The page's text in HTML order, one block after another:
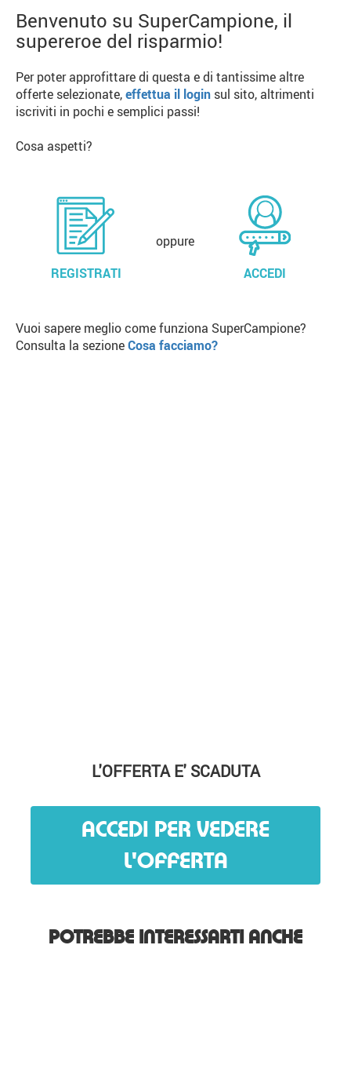
Benvenuto su SuperCampione, il
supereroe del risparmio!
Per poter approfittare di questa e di tantissime altre
offerte selezionate,effettua il login sul sito, altrimenti
iscriviti in pochi e semplici passi!
Cosa aspetti?
REGISTRATI
oppure
ACCEDI
Vuoi sapere meglio come funziona SuperCampione?
Consulta la sezioneCosa facciamo?
L'OFFERTA E' SCADUTA
ACCEDI PER VEDERE
L'OFFERTA
POTREBBE INTERESSARTI ANCHE